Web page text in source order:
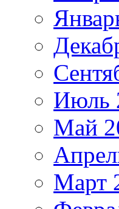
Июль
Май
Март